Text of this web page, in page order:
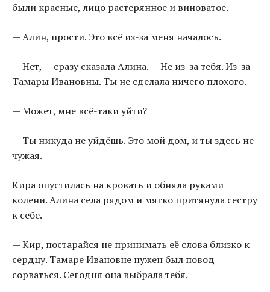
были красные, лицо растерянное и виноватое.
— Алин, прости. Это всё из-за меня началось.
— Нет, — сразу сказала Алина. — Не из-за тебя. Из-за
Тамары Ивановны. Ты не сделала ничего плохого.
— Может, мне всё-таки уйти?
— Ты никуда не уйдёшь. Это мой дом, и ты здесь не
чужая.
Кира опустилась на кровать и обняла руками
колени. Алина села рядом и мягко притянула сестру
к себе.
— Кир, постарайся не принимать её слова близко к
сердцу. Тамаре Ивановне нужен был повод
сорваться. Сегодня она выбрала тебя.